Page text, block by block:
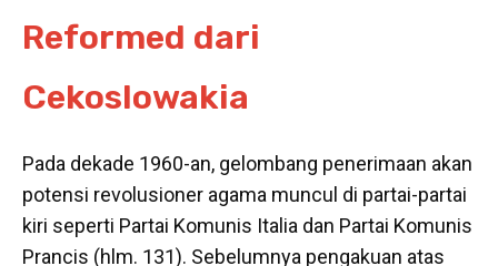
Reformed dari
Cekoslowakia
Pada dekade 1960-an, gelombang penerimaan akan
potensi revolusioner agama muncul di partai-partai
kiri seperti Partai Komunis Italia dan Partai Komunis
Prancis (hlm. 131). Sebelumnya pengakuan atas